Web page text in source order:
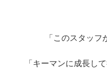
「このスタッフ
「キーマンに成長し